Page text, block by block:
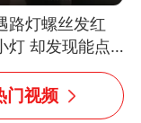
路灯螺丝发红
灯 却发现能点
事人：已报警
门视频